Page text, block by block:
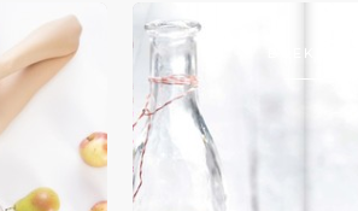
BOEKEN